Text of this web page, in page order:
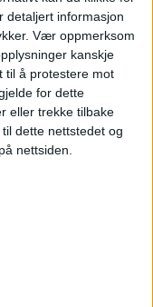
detaljert informasjon
Vær oppmerksom
kanskje
til å protestere mot
for dette
eller trekke tilbake
dette nettstedet og
nettsiden.